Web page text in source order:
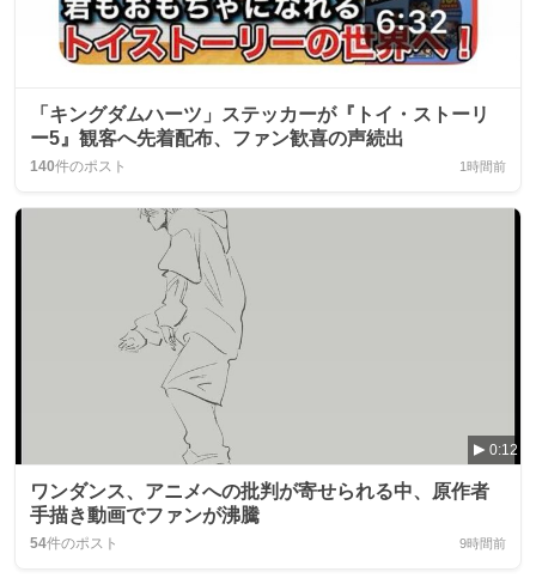
「キングダムハーツ」ステッカーが『トイ・ストーリ
ー5』観客へ先着配布、ファン歓喜の声続出
140件のポスト 1時間前
0:12
ワンダンス、アニメへの批判が寄せられる中、原作者
手描き動画でファンが沸騰
54件のポスト 9時間前